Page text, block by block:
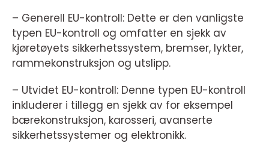
– Generell EU-kontroll: Dette er den vanligste
typen EU-kontroll og omfatter en sjekk av
kjøretøyets sikkerhetssystem, bremser, lykter,
rammekonstruksjon og utslipp.
– Utvidet EU-kontroll: Denne typen EU-kontroll
inkluderer i tillegg en sjekk av for eksempel
bærekonstruksjon, karosseri, avanserte
sikkerhetssystemer og elektronikk.